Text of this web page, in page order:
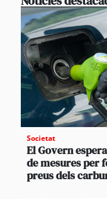
Societat
El Govern
de mesures per
preus dels